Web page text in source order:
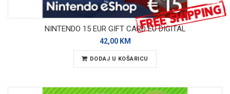
NINTENDO 15 EUR GIFT CARD EU DIGITAL
42,00 KM
DODAJ U KOŠARICU